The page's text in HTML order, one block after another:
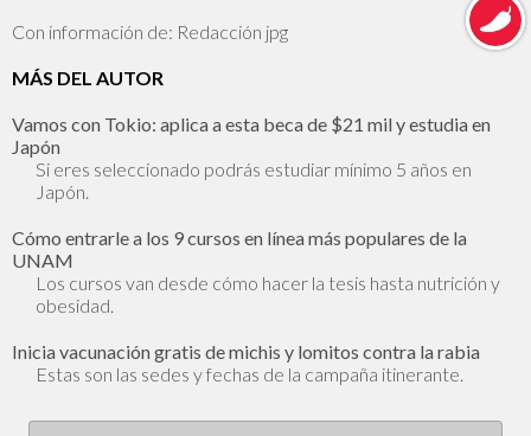
Con información de: Redacción jpg
MÁS DEL AUTOR
Vamos con Tokio: aplica a esta beca de $21 mil y estudia en
Japón
Si eres seleccionado podrás estudiar mínimo 5 años en
Japón.
Cómo entrarle a los 9 cursos en línea más populares de la
UNAM
Los cursos van desde cómo hacer la tesis hasta nutrición y
obesidad.
Inicia vacunación gratis de michis y lomitos contra la rabia
Estas son las sedes y fechas de la campaña itinerante.